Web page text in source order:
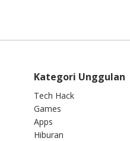
Kategori Unggulan
Tech Hack
Games
Apps
Hiburan